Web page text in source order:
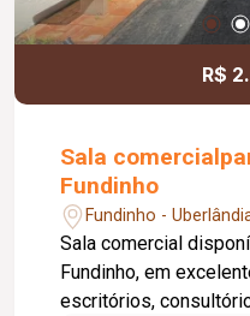
R$
Sala
Fundinho
Fundinho -
Sala comercial
Fundinho, em
escritórios,